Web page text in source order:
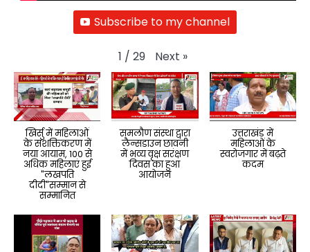
Subscribe to my channel
1 / 29 Next »
खिर्सु में महिलाओं
के सशक्तिकरण में
नया आयाम, 100 से
अधिक महिलाएं हुई
"लखपति
दीदी"सम्मान से
सम्मानित
समलौण संस्था द्वारा
लैन्सडाउन छावनी
में भव्य वृक्ष सरंक्षण
दिवस का हुआ
आयोजन
उत्तराखंड में
महिलाओं के
स्वरोजगार में बढ़ते
कदम